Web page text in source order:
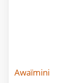
Awaïmini